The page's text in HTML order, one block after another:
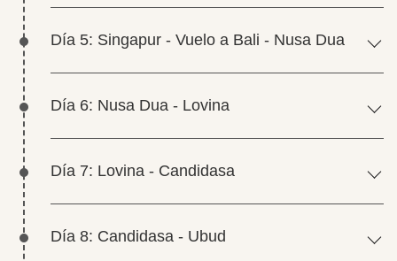
Día 5: Singapur - Vuelo a Bali - Nusa Dua
Día 6: Nusa Dua - Lovina
Día 7: Lovina - Candidasa
Día 8: Candidasa - Ubud